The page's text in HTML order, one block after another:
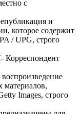
с
и
которое содержит
/ UPG, строго
Корреспондент
материалов,
Images, строго